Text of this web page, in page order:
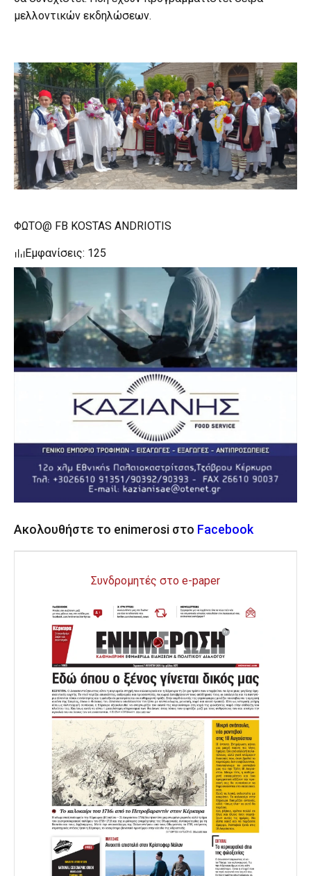
μελλοντικών εκδηλώσεων.
ΦΩΤΟ@ FB KOSTAS ANDRIOTIS
Εμφανίσεις: 125
Ακολουθήστε το enimerosi στο Facebook
Συνδρομητές στο e-paper